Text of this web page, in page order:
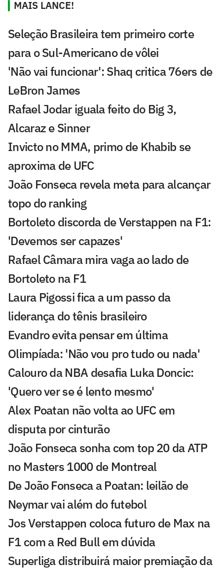
MAIS LANCE!
Seleção Brasileira tem primeiro corte
para o Sul-Americano de vôlei
'Não vai funcionar': Shaq critica 76ers de
LeBron James
Rafael Jodar iguala feito do Big 3,
Alcaraz e Sinner
Invicto no MMA, primo de Khabib se
aproxima de UFC
João Fonseca revela meta para alcançar
topo do ranking
Bortoleto discorda de Verstappen na F1:
'Devemos ser capazes'
Rafael Câmara mira vaga ao lado de
Bortoleto na F1
Laura Pigossi fica a um passo da
liderança do tênis brasileiro
Evandro evita pensar em última
Olimpíada: 'Não vou pro tudo ou nada'
Calouro da NBA desafia Luka Doncic:
'Quero ver se é lento mesmo'
Alex Poatan não volta ao UFC em
disputa por cinturão
João Fonseca sonha com top 20 da ATP
no Masters 1000 de Montreal
De João Fonseca a Poatan: leilão de
Neymar vai além do futebol
Jos Verstappen coloca futuro de Max na
F1 com a Red Bull em dúvida
Superliga distribuirá maior premiação da